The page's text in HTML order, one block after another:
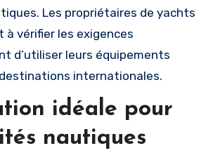
Les propriétaires de yachts
vérifier les exigences
d’utiliser leurs équipements
internationales.
idéale pour
nautiques